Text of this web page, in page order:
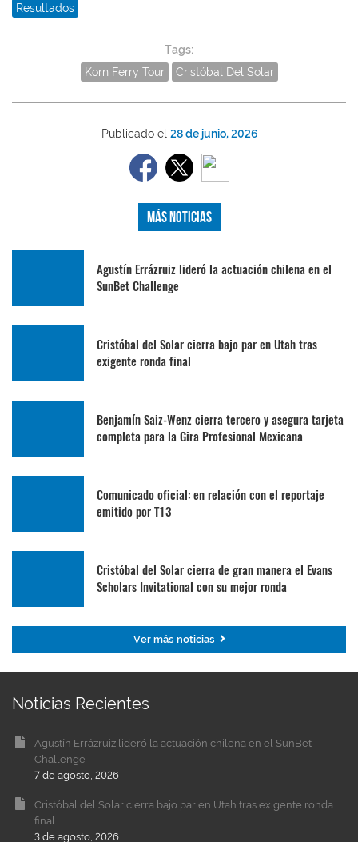
Resultados
Tags:
Korn Ferry Tour
Cristóbal Del Solar
Publicado el 28 de junio, 2026
Más Noticias
Agustín Errázruiz lideró la actuación chilena en el
SunBet Challenge
Cristóbal del Solar cierra bajo par en Utah tras
exigente ronda final
Benjamín Saiz-Wenz cierra tercero y asegura tarjeta
completa para la Gira Profesional Mexicana
Comunicado oficial: en relación con el reportaje
emitido por T13
Cristóbal del Solar cierra de gran manera el Evans
Scholars Invitational con su mejor ronda
Ver más noticias
Noticias Recientes
Agustín Errázruiz lideró la actuación chilena en el SunBet
Challenge
7 de agosto, 2026
Cristóbal del Solar cierra bajo par en Utah tras exigente ronda
final
3 de agosto, 2026